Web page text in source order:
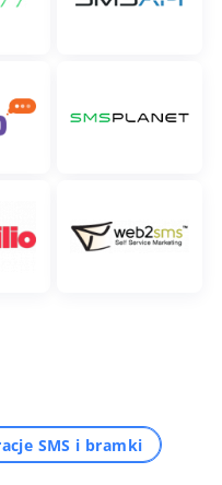
SMS i bramki